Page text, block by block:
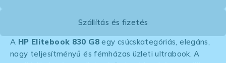
Szállítás és fizetés
A HP Elitebook 830 G8egy csúcskategóriás, elegáns,
nagy teljesítményű és fémházas üzleti ultrabook. A